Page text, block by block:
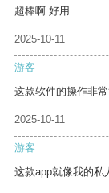
超棒啊 好用
2025-10-11
游客
这款软件的操作非
2025-10-11
游客
这款app就像我的私